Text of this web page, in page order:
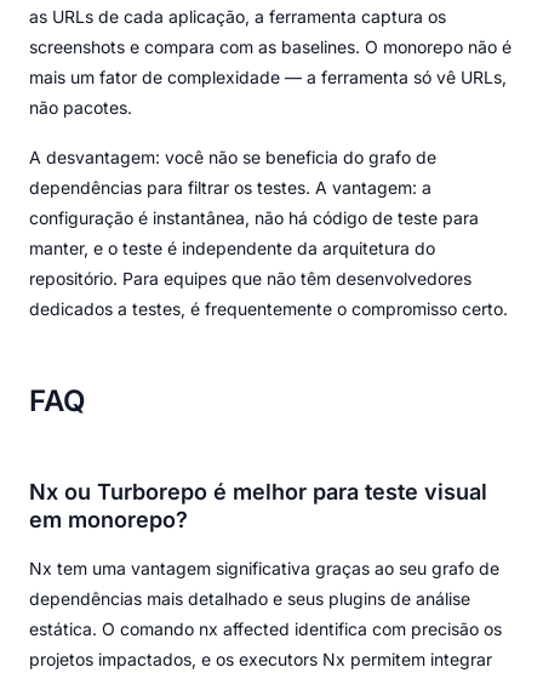
as URLs de cada aplicação, a ferramenta captura os
screenshots e compara com as baselines. O monorepo não é
mais um fator de complexidade — a ferramenta só vê URLs,
não pacotes.
A desvantagem: você não se beneficia do grafo de
dependências para filtrar os testes. A vantagem: a
configuração é instantânea, não há código de teste para
manter, e o teste é independente da arquitetura do
repositório. Para equipes que não têm desenvolvedores
dedicados a testes, é frequentemente o compromisso certo.
FAQ
Nx ou Turborepo é melhor para teste visual
em monorepo?
Nx tem uma vantagem significativa graças ao seu grafo de
dependências mais detalhado e seus plugins de análise
estática. O comando nx affected identifica com precisão os
projetos impactados, e os executors Nx permitem integrar